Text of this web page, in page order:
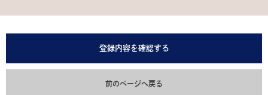
登録内容を確認する
前のページへ戻る